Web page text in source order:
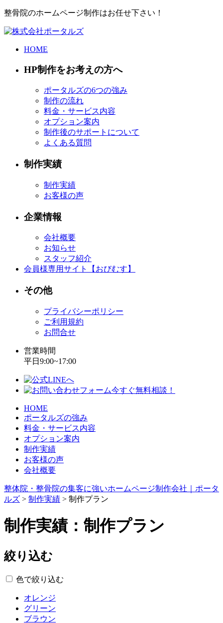
整骨院のホームページ制作はお任せ下さい！
HOME
HP制作をお考えの方へ
ポータルズの6つの強み
制作の流れ
料金・サービス内容
オプション案内
制作後のサポートについて
よくある質問
制作実績
制作実績
お客様の声
企業情報
会社概要
お知らせ
スタッフ紹介
会員様専用サイト【おびむす】
その他
プライバシーポリシー
ご利用規約
お問合せ
営業時間
平日9:00~17:00
HOME
ポータルズの強み
料金・サービス内容
オプション案内
制作実績
お客様の声
会社概要
整体院・整骨院の集客に強いホームページ制作会社｜ポータ
ルズ > 制作実績 > 制作プラン
制作実績：制作プラン
絞り込む
色で絞り込む
オレンジ
グリーン
ブラウン